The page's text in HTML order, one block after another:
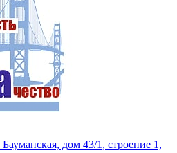
дом 43/1, строение 1,